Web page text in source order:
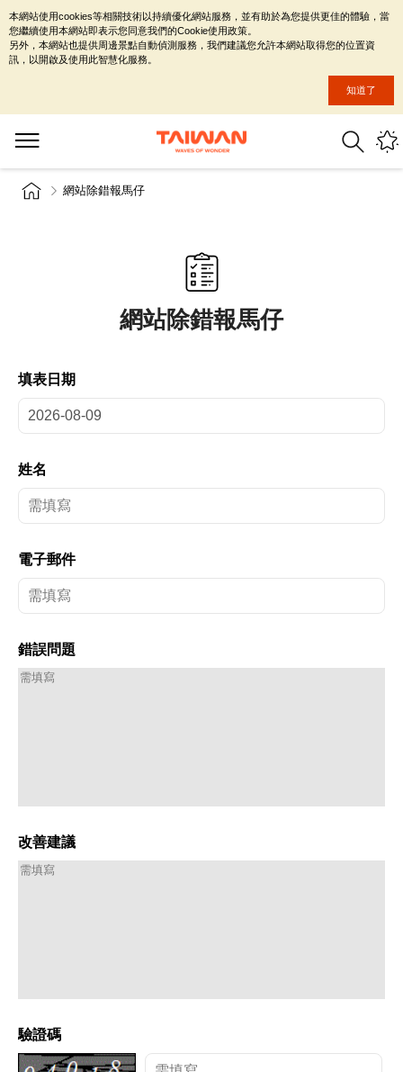
網站除錯報馬仔
網站除錯報馬仔
填表日期
姓名
電子郵件
錯誤問題
改善建議
驗證碼
本網站使用cookies等相關技術以持續優化網站服務，並有助於為您提供更佳的體驗，當
您繼續使用本網站即表示您同意我們的Cookie使用政策。
另外，本網站也提供周邊景點自動偵測服務，我們建議您允許本網站取得您的位置資
訊，以開啟及使用此智慧化服務。
知道了